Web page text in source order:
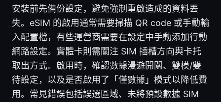
安裝前先備份設定，避免強制重啟造成的資料丟
失。eSIM 的啟用通常需要掃描 QR code 或手動輸
入配置檔，有些運營商需要在設定中手動添加行動
網路設定。實體卡則需關注 SIM 插槽方向與卡托
取出方式。啟用時，確認數據漫遊開關、雙模/雙
待設定，以及是否啟用了「僅數據」模式以降低費
用。常見錯誤包括誤選區域、未將預設數據 SIM